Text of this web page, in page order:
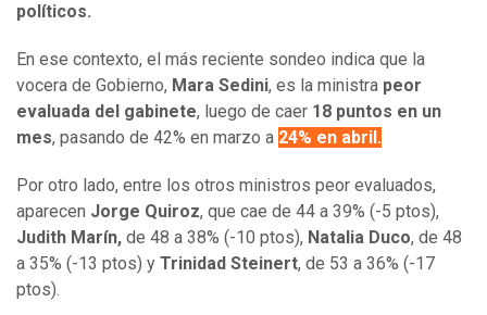
políticos.
En ese contexto, el más reciente sondeo indica que la
vocera de Gobierno, Mara Sedini, es la ministra peor
evaluada del gabinete, luego de caer 18 puntos en un
mes, pasando de 42% en marzo a 24% en abril.
Por otro lado, entre los otros ministros peor evaluados,
aparecen Jorge Quiroz, que cae de 44 a 39% (-5 ptos),
Judith Marín, de 48 a 38% (-10 ptos), Natalia Duco, de 48
a 35% (-13 ptos) y Trinidad Steinert, de 53 a 36% (-17
ptos).